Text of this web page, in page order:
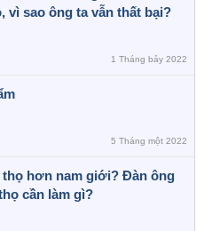
vì sao ông ta vẫn thất bại?
1 Tháng bảy 2022
5 Tháng một 2022
hơn nam giới? Đàn ông
cần làm gì?